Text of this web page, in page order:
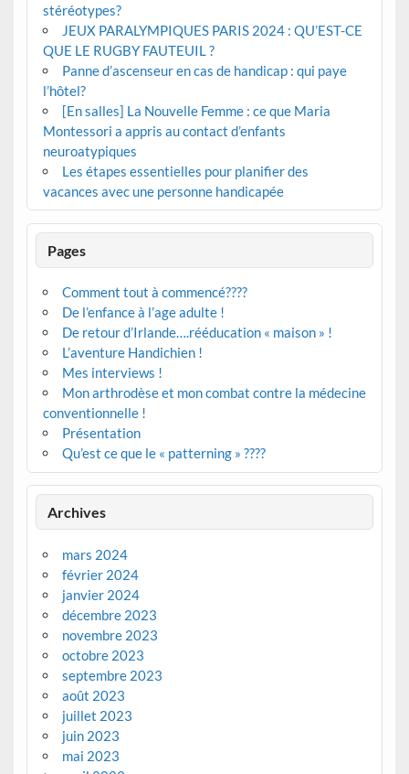
stéréotypes?
JEUX PARALYMPIQUES PARIS 2024 : QU’EST-CE
QUE LE RUGBY FAUTEUIL ?
Panne d’ascenseur en cas de handicap : qui paye
l’hôtel?
[En salles] La Nouvelle Femme : ce que Maria
Montessori a appris au contact d’enfants
neuroatypiques
Les étapes essentielles pour planifier des
vacances avec une personne handicapée
Pages
Comment tout à commencé????
De l’enfance à l’age adulte !
De retour d’Irlande….rééducation « maison » !
L’aventure Handichien !
Mes interviews !
Mon arthrodèse et mon combat contre la médecine
conventionnelle !
Présentation
Qu’est ce que le « patterning » ????
Archives
mars 2024
février 2024
janvier 2024
décembre 2023
novembre 2023
octobre 2023
septembre 2023
août 2023
juillet 2023
juin 2023
mai 2023